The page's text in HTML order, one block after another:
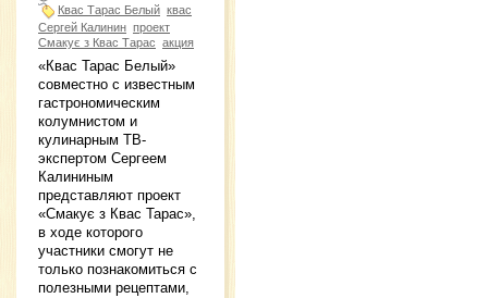
Квас Тарас Белый квас
Сергей Калинин проект
Смакує з Квас Тарас акция
«Квас Тарас Белый»
совместно с известным
гастрономическим
колумнистом и
кулинарным ТВ-
экспертом Сергеем
Калининым
представляют проект
«Смакує з Квас Тарас»,
в ходе которого
участники смогут не
только познакомиться с
полезными рецептами,